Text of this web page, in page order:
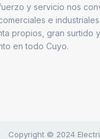
y servicio nos
e
propios, gran surtido
en todo Cuyo.
Copyright © 2024